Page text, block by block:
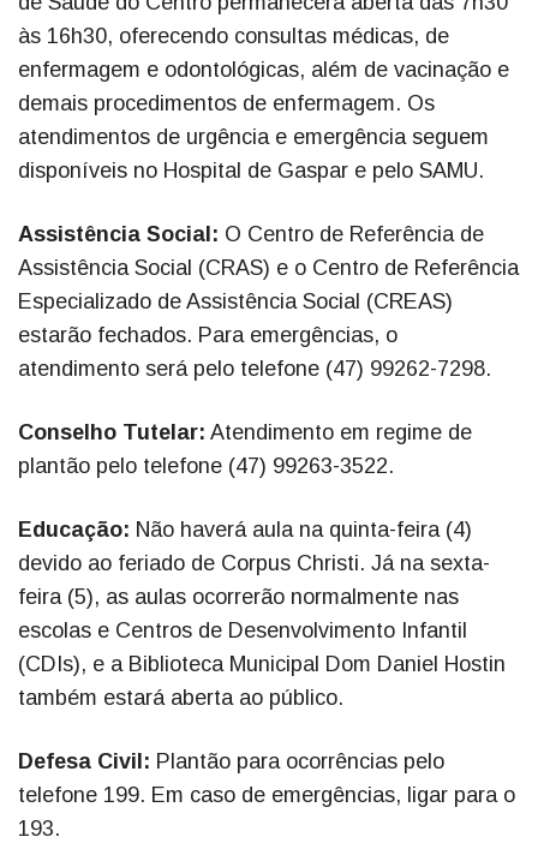
às 16h30, oferecendo consultas médicas, de
enfermagem e odontológicas, além de vacinação e
demais procedimentos de enfermagem. Os
atendimentos de urgência e emergência seguem
disponíveis no Hospital de Gaspar e pelo SAMU.
Assistência Social: O Centro de Referência de
Assistência Social (CRAS) e o Centro de Referência
Especializado de Assistência Social (CREAS)
estarão fechados. Para emergências, o
atendimento será pelo telefone (47) 99262-7298.
Conselho Tutelar: Atendimento em regime de
plantão pelo telefone (47) 99263-3522.
Educação: Não haverá aula na quinta-feira (4)
devido ao feriado de Corpus Christi. Já na sexta-
feira (5), as aulas ocorrerão normalmente nas
escolas e Centros de Desenvolvimento Infantil
(CDIs), e a Biblioteca Municipal Dom Daniel Hostin
também estará aberta ao público.
Defesa Civil: Plantão para ocorrências pelo
telefone 199. Em caso de emergências, ligar para o
193.